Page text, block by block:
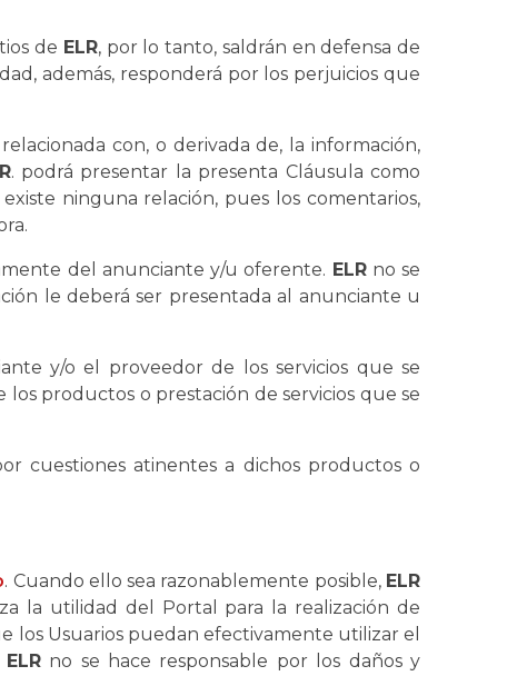
de ELR, por lo tanto, saldrán en defensa de
además, responderá por los perjuicios que
con, o derivada de, la información,
. podrá presentar la presenta Cláusula como
ninguna relación, pues los comentarios,
del anunciante y/u oferente. ELRno se
le deberá ser presentada al anunciante u
y/o el proveedor de los servicios que se
productos o prestación de servicios que se
cuestiones atinentes a dichos productos o
. Cuando ello sea razonablemente posible, ELR
la utilidad del Portal para la realización de
los Usuarios puedan efectivamente utilizar el
ELRno se hace responsable por los daños y